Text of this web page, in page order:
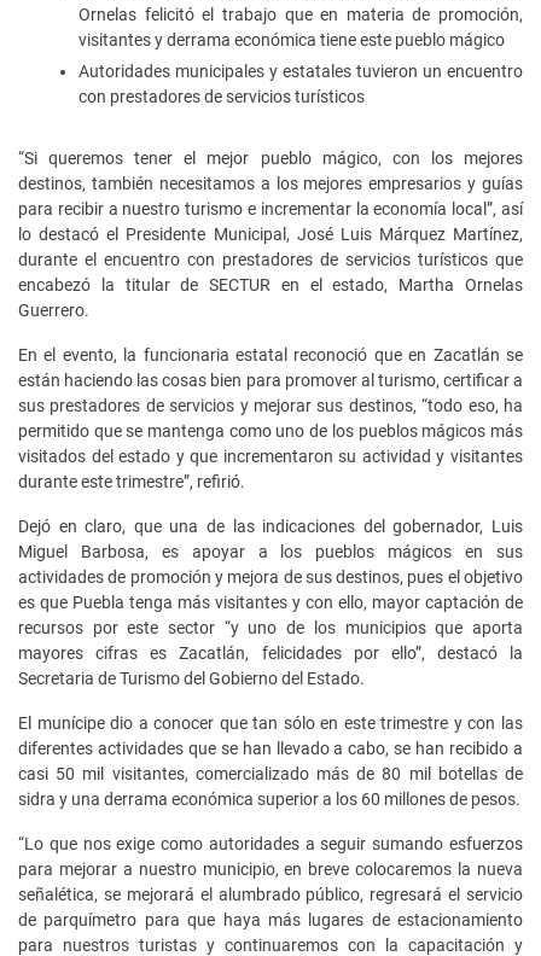
Ornelas felicitó el trabajo que en materia de promoción,
visitantes y derrama económica tiene este pueblo mágico
Autoridades municipales y estatales tuvieron un encuentro
con prestadores de servicios turísticos
“Si queremos tener el mejor pueblo mágico, con los mejores
destinos, también necesitamos a los mejores empresarios y guías
para recibir a nuestro turismo e incrementar la economía local”, así
lo destacó el Presidente Municipal, José Luis Márquez Martínez,
durante el encuentro con prestadores de servicios turísticos que
encabezó la titular de SECTUR en el estado, Martha Ornelas
Guerrero.
En el evento, la funcionaria estatal reconoció que en Zacatlán se
están haciendo las cosas bien para promover al turismo, certificar a
sus prestadores de servicios y mejorar sus destinos, “todo eso, ha
permitido que se mantenga como uno de los pueblos mágicos más
visitados del estado y que incrementaron su actividad y visitantes
durante este trimestre”, refirió.
Dejó en claro, que una de las indicaciones del gobernador, Luis
Miguel Barbosa, es apoyar a los pueblos mágicos en sus
actividades de promoción y mejora de sus destinos, pues el objetivo
es que Puebla tenga más visitantes y con ello, mayor captación de
recursos por este sector “y uno de los municipios que aporta
mayores cifras es Zacatlán, felicidades por ello”, destacó la
Secretaria de Turismo del Gobierno del Estado.
El munícipe dio a conocer que tan sólo en este trimestre y con las
diferentes actividades que se han llevado a cabo, se han recibido a
casi 50 mil visitantes, comercializado más de 80 mil botellas de
sidra y una derrama económica superior a los 60 millones de pesos.
“Lo que nos exige como autoridades a seguir sumando esfuerzos
para mejorar a nuestro municipio, en breve colocaremos la nueva
señalética, se mejorará el alumbrado público, regresará el servicio
de parquímetro para que haya más lugares de estacionamiento
para nuestros turistas y continuaremos con la capacitación y